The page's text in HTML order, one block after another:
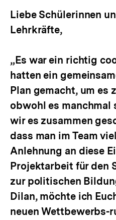
Liebe Schülerinnen
Lehrkräfte,
„Es war ein richtig
hatten ein
Plan gemacht, um es
obwohl es manchmal
wir es zusammen
dass man im Team
Anlehnung an diese
Projektarbeit für den
zur politischen
Dilan, möchte ich
neuen Wettbewerbs-